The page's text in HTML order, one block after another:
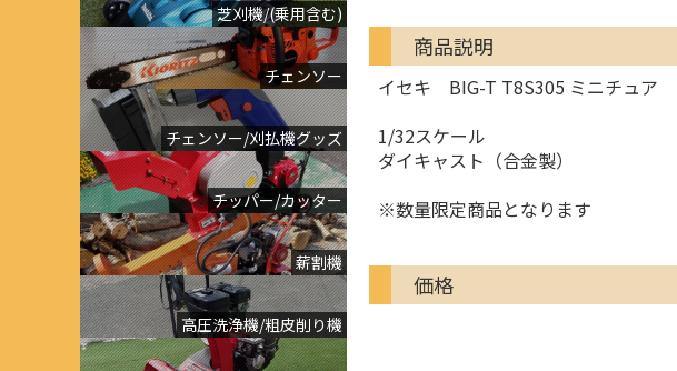
芝刈機/(乗用含む)
チェンソー
チェンソー/刈払機グッズ
チッパー/カッター
薪割機
高圧洗浄機/粗皮削り機
商品説明
イセキ BIG-T T8S305 ミニチュア
1/32スケール
ダイキャスト（合金製）
※数量限定商品となります
価格